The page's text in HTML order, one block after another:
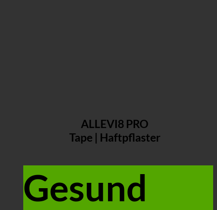
ALLEVI8 PRO
Tape | Haftpflaster
Gesund